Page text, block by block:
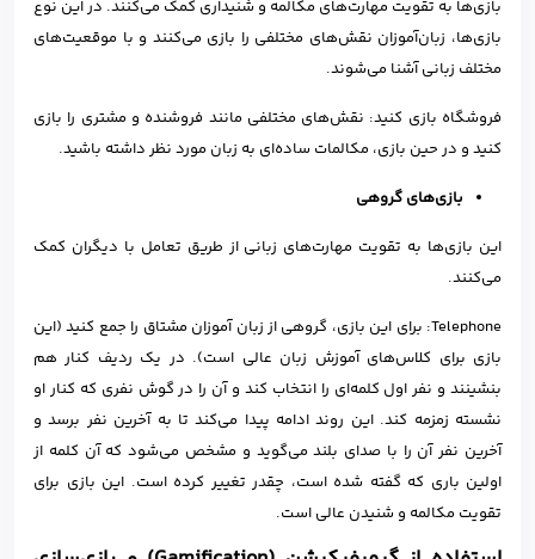
بازی‌ها به تقویت مهارت‌های مکالمه و شنیداری کمک می‌کنند. در این نوع
بازی‌ها، زبان‌آموزان نقش‌های مختلفی را بازی می‌کنند و با موقعیت‌های
مختلف زبانی آشنا می‌شوند.
فروشگاه بازی کنید: نقش‌های مختلفی مانند فروشنده و مشتری را بازی
کنید و در حین بازی، مکالمات ساده‌ای به زبان مورد نظر داشته باشید.
بازی‌های گروهی
این بازی‌ها به تقویت مهارت‌های زبانی از طریق تعامل با دیگران کمک
می‌کنند.
Telephone: برای این بازی، گروهی از زبان آموزان مشتاق را جمع کنید (این
بازی برای کلاس‌های آموزش زبان عالی است). در یک ردیف کنار هم
بنشینند و نفر اول کلمه‌ای را انتخاب کند و آن را در گوش نفری که کنار او
نشسته زمزمه کند. این روند ادامه پیدا می‌کند تا به آخرین نفر برسد و
آخرین نفر آن را با صدای بلند می‌گوید و مشخص می‌شود که آن کلمه از
اولین باری که گفته شده است، چقدر تغییر کرده است. این بازی برای
تقویت مکالمه و شنیدن عالی است.